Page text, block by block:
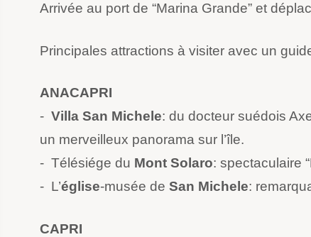
Arrivée au port de “Marina Grande” et
Principales attractions à visiter avec un
ANACAPRI
- Villa San Michele: du docteur suédois
un merveilleux panorama sur l’île.
- Télésiége du Mont Solaro: spectaculaire
- L’église-musée de San Michele:
CAPRI